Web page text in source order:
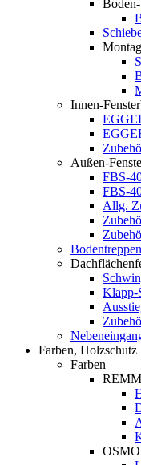
Innen-
Außen-
FBS-
FBS-
Allg.
Bodentreppen
Klapp-
Farben, Holzschutz
Farben
OSMO